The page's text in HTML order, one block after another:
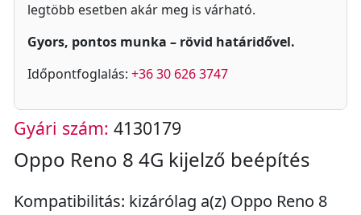
legtöbb esetben akár meg is várható.
Gyors, pontos munka – rövid határidővel.
Időpontfoglalás: +36 30 626 3747
Gyári szám: 4130179
Oppo Reno 8 4G kijelző beépítés
Kompatibilitás: kizárólag a(z) Oppo Reno 8